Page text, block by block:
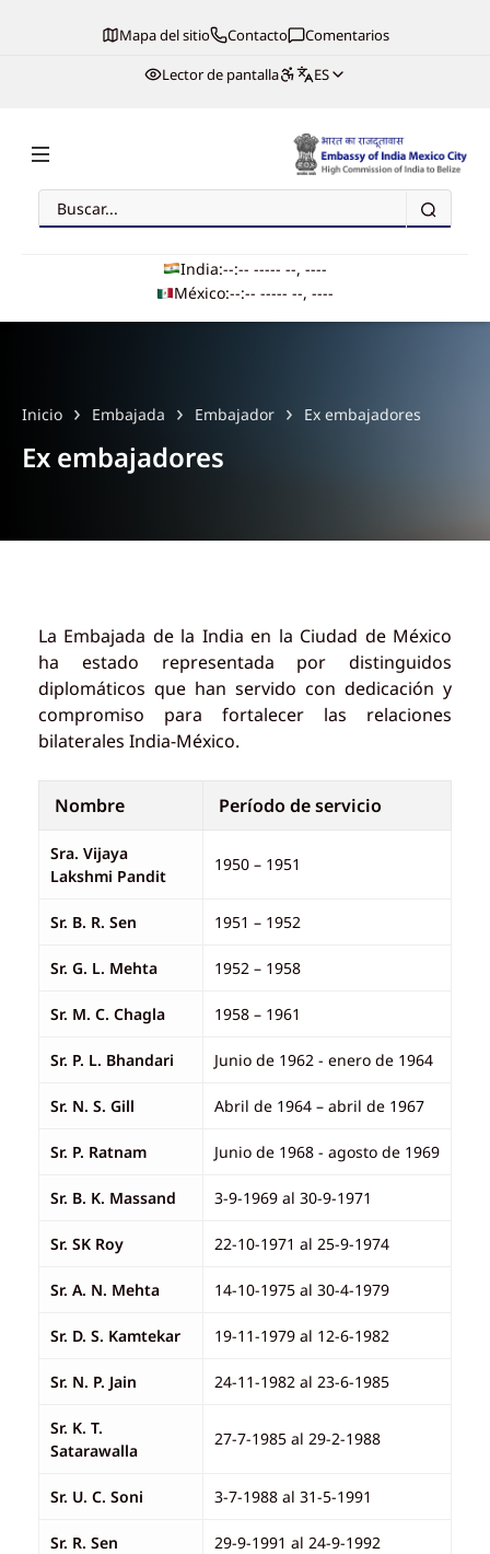
Mapa del sitio Contacto
Comentarios
Lector de pantalla
ES
Embassy of India, Mexico
Buscar
India:--:-- ----- --, ----
México:--:-- ----- --, ----
Main navigation
Inicio Embajada Embajador Ex embajadores
Ex embajadores
La Embajada de la India en la Ciudad de México
ha estado representada por distinguidos
diplomáticos que han servido con dedicación y
compromiso para fortalecer las relaciones
bilaterales India-México.
Nombre Período de servicio
Sra. Vijaya
Lakshmi Pandit
1950 – 1951
Sr. B. R. Sen 1951 – 1952
Sr. G. L. Mehta 1952 – 1958
Sr. M. C. Chagla 1958 – 1961
Sr. P. L. Bhandari Junio ​​de 1962 - enero de 1964
Sr. N. S. Gill Abril de 1964 – abril de 1967
Sr. P. Ratnam Junio ​​de 1968 - agosto de 1969
Sr. B. K. Massand 3-9-1969 al 30-9-1971
Sr. SK Roy 22-10-1971 al 25-9-1974
Sr. A. N. Mehta 14-10-1975 al 30-4-1979
Sr. D. S. Kamtekar 19-11-1979 al 12-6-1982
Sr. N. P. Jain 24-11-1982 al 23-6-1985
Sr. K. T.
Satarawalla
27-7-1985 al 29-2-1988
Sr. U. C. Soni 3-7-1988 al 31-5-1991
Sr. R. Sen 29-9-1991 al 24-9-1992